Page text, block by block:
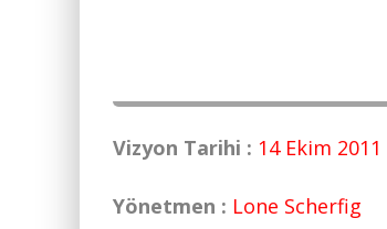
Vizyon Tarihi : 14 Ekim 2011
Yönetmen : Lone Scherfig